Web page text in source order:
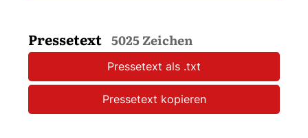
Pressetext 5025 Zeichen
Pressetext als .txt
Pressetext kopieren